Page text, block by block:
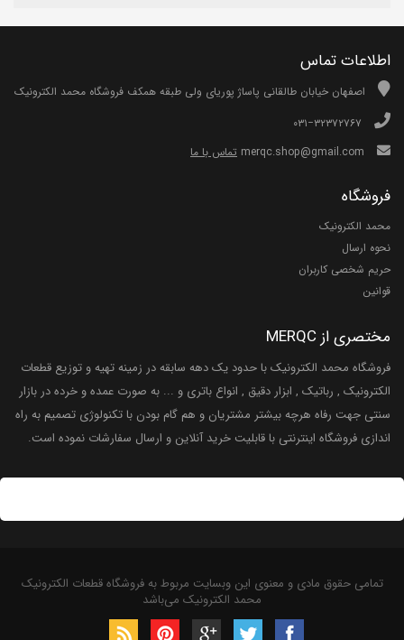
اطلاعات تماس
اصفهان خیابان طالقانی پاساژ پوریای ولی طبقه همکف فروشگاه محمد الکترونیک
تماس با ما
فروشگاه
محمد الکترونیک
نحوه ارسال
حریم شخصی کاربران
قوانین
مختصری از MERQC
فروشگاه محمد الکترونیک با حدود یک دهه سابقه در زمینه تهیه و توزیع قطعات
الکترونیک , رباتیک , ابزار دقیق , انواع باتری و ... به صورت عمده و خرده در بازار
سنتی جهت رفاه هرچه بیشتر مشتریان و هم گام بودن با تکنولوژی تصمیم به راه
اندازی فروشگاه اینترنتی با قابلیت خرید آنلاین و ارسال سفارشات نموده است.
تمامی حقوق مادی و معنوی این وبسایت مربوط به فروشگاه قطعات الکترونیک
محمد الکترونیک می‌باشد